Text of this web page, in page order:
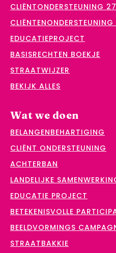
CLIËNTONDERSTEUNING
EDUCATIEPROJECT
BASISRECHTEN BOEKJE
STRAATWIJZER
BEKIJK ALLES
Wat we doen
BELANGENBEHARTIGING
CLIËNT ONDERSTEUNING
ACHTERBAN
LANDELIJKE
EDUCATIE PROJECT
BETEKENISVOLLE
BEELDVORMINGS
STRAATBAKKIE